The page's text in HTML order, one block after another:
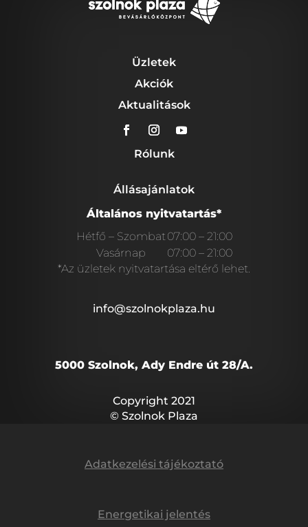
Üzletek
Akciók
Aktualitások
Rólunk
Állásajánlatok
Általános nyitvatartás*
Hétfő – Szombat07:00 – 21:00
Vasárnap
07:00 – 21:00
*Az üzletek nyitvatartása eltérő lehet.
info@szolnokplaza.hu
5000 Szolnok, Ady Endre út 28/A.
Copyright 2021
© Szolnok Plaza
Adatkezelési tájékoztató
Energetikai jelentés